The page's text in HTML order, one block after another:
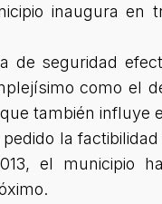
inaugura en
de seguridad
como el
también influye
la
el municipio